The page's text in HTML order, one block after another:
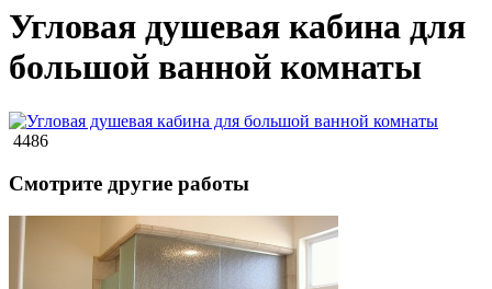
Угловая душевая кабина для
большой ванной комнаты
4486
Смотрите другие работы